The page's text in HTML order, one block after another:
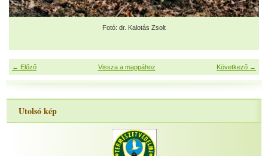
Fotó: dr. Kalotás Zsolt
← Előző Következő →
Vissza a mappához
Utolsó kép